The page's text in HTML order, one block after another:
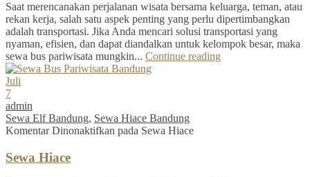
Saat merencanakan perjalanan wisata bersama keluarga, teman, atau
rekan kerja, salah satu aspek penting yang perlu dipertimbangkan
adalah transportasi. Jika Anda mencari solusi transportasi yang
nyaman, efisien, dan dapat diandalkan untuk kelompok besar, maka
sewa bus pariwisata mungkin... Continue reading
Juli
7
admin
Sewa Elf Bandung, Sewa Hiace Bandung
Komentar Dinonaktifkan pada Sewa Hiace
Sewa Hiace